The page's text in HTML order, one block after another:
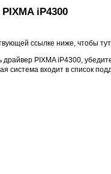
iP4300
ссылке ниже, чтобы
драйвер PIXMA iP4300,
система входит в список